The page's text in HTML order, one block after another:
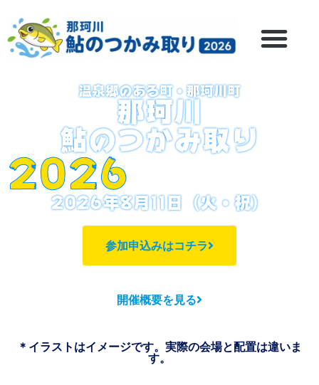
温泉郷のある町・那珂川町
那珂川
鮎のつかみ取り
2026
2026年8月11日（火・祝）
参加申込みはコチラ
開催概要を見る
＊イラストはイメージです。実際の会場と配置は違いま
す。